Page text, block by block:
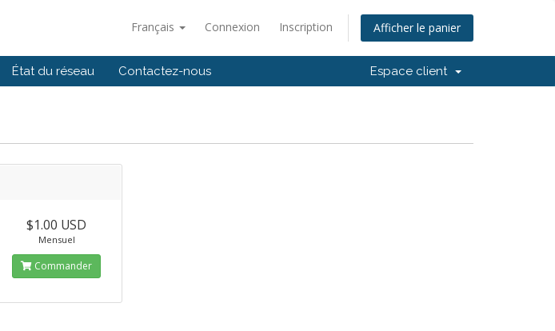
Français Connexion Inscription Afficher le panier
État du réseau Contactez-nous Espace client
$1.00 USD
Mensuel
Commander